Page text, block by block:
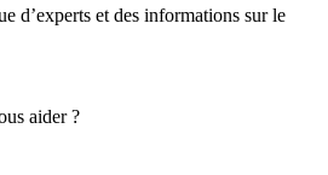
d’experts et des informations sur le
aider ?